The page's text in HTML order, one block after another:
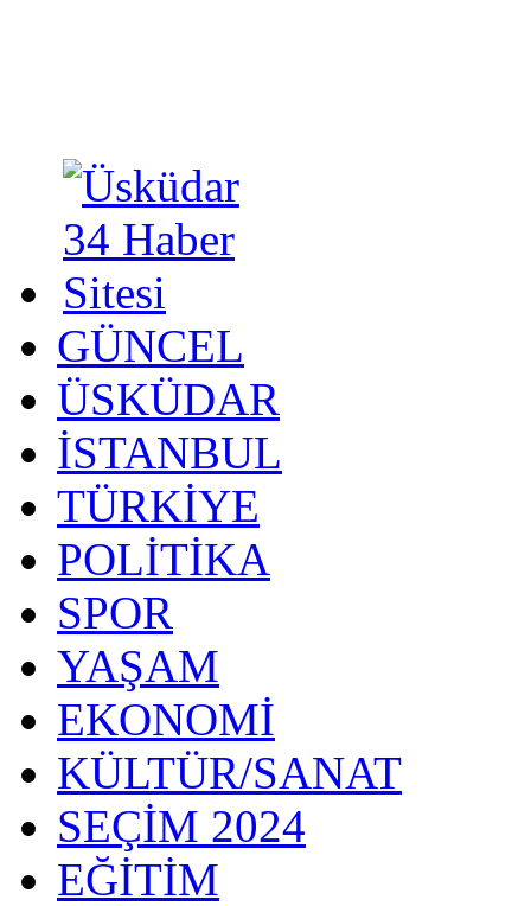
GÜNCEL
ÜSKÜDAR
İSTANBUL
TÜRKİYE
POLİTİKA
SPOR
YAŞAM
EKONOMİ
KÜLTÜR/SANAT
SEÇİM 2024
EĞİTİM